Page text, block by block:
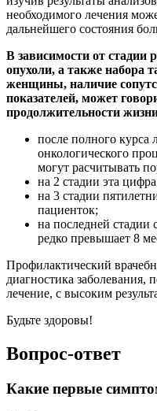
необходимого лечения
дальнейшего состояния
В зависимости от стадии
опухоли, а также набора
женщины, наличие
показателей, может
продолжительности
после полного курса
онкологического
могут расчитывать
на 2 стадии эта
на 3 стадии
пациенток;
на последней стадии
редко превышает 8
Профилактический
диагностика заболевания,
лечение, с высоким
Будьте здоровы!
Вопрос-ответ
Какие первые